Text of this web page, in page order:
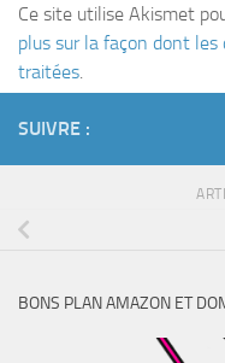
Ce site utilise Akismet
plus sur la façon dont
traitées
SUIVRE :
BONS PLAN AMAZON ET